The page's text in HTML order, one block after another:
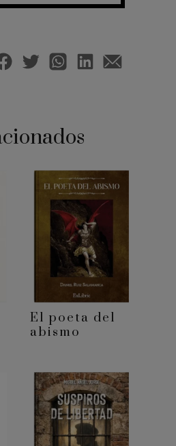
El poeta del
abismo